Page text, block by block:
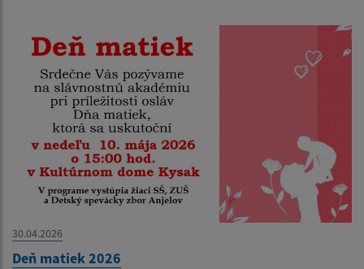
30.04.2026
Deň matiek 2026